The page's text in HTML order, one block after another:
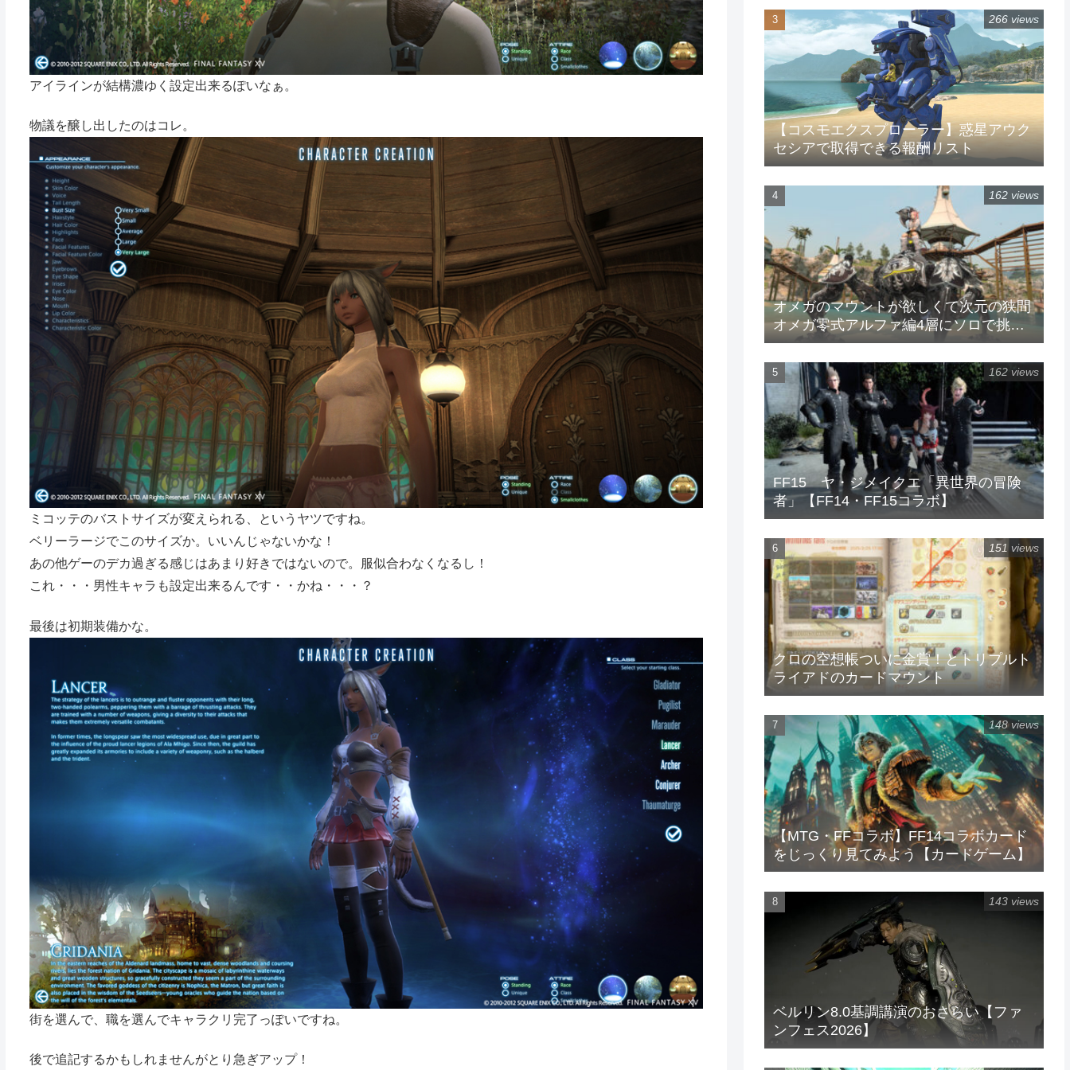
アイラインが結構濃ゆく設定出来るぽいなぁ。
物議を醸し出したのはコレ。
ミコッテのバストサイズが変えられる、というヤツですね。
ベリーラージでこのサイズか。いいんじゃないかな！
あの他ゲーのデカ過ぎる感じはあまり好きではないので。服似合わなくなるし！
これ・・・男性キャラも設定出来るんです・・かね・・・？
最後は初期装備かな。
街を選んで、職を選んでキャラクリ完了っぽいですね。
後で追記するかもしれませんがとり急ぎアップ！
【コスモエクスプローラー】惑星アウク
セシアで取得できる報酬リスト
266 views
オメガのマウントが欲しくて次元の狭間
オメガ零式アルファ編4層にソロで挑戦
してみた
162 views
FF15 ヤ・ジメイクエ「異世界の冒険
者」【FF14・FF15コラボ】
162 views
クロの空想帳ついに金賞！とトリプルト
ライアドのカードマウント
151 views
【MTG・FFコラボ】FF14コラボカード
をじっくり見てみよう【カードゲーム】
148 views
ベルリン8.0基調講演のおさらい【ファ
ンフェス2026】
143 views